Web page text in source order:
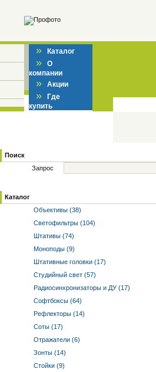
» Каталог
» О
компании
» Акции
» Где
купить
Поиск
Запрос
Каталог
Объективы (38)
Светофильтры (104)
Штативы (74)
Моноподы (9)
Штативные головки (17)
Студийный свет (57)
Радиосинхронизаторы и ДУ (17)
Софтбоксы (64)
Рефлекторы (14)
Соты (17)
Отражатели (6)
Зонты (14)
Стойки (9)